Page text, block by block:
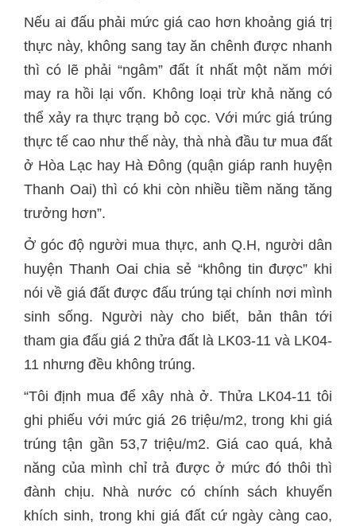
Nếu ai đấu phải mức giá cao hơn khoảng giá trị
thực này, không sang tay ăn chênh được nhanh
thì có lẽ phải “ngâm” đất ít nhất một năm mới
may ra hồi lại vốn. Không loại trừ khả năng có
thể xảy ra thực trạng bỏ cọc. Với mức giá trúng
thực tế cao như thế này, thà nhà đầu tư mua đất
ở Hòa Lạc hay Hà Đông (quận giáp ranh huyện
Thanh Oai) thì có khi còn nhiều tiềm năng tăng
trưởng hơn”.
Ở góc độ người mua thực, anh Q.H, người dân
huyện Thanh Oai chia sẻ “không tin được” khi
nói về giá đất được đấu trúng tại chính nơi mình
sinh sống. Người này cho biết, bản thân tới
tham gia đấu giá 2 thửa đất là LK03-11 và LK04-
11 nhưng đều không trúng.
“Tôi định mua để xây nhà ở. Thửa LK04-11 tôi
ghi phiếu với mức giá 26 triệu/m2, trong khi giá
trúng tận gần 53,7 triệu/m2. Giá cao quá, khả
năng của mình chỉ trả được ở mức đó thôi thì
đành chịu. Nhà nước có chính sách khuyến
khích sinh, trong khi giá đất cứ ngày càng cao,